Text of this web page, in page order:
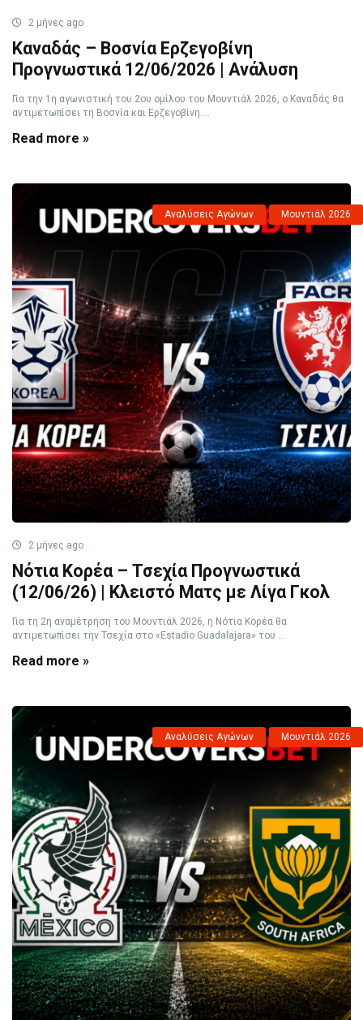
2 μήνες ago
Καναδάς – Βοσνία Ερζεγοβίνη
Προγνωστικά 12/06/2026 | Ανάλυση
Για την 1η αγωνιστική του 2ου ομίλου του Μουντιάλ 2026, ο Καναδάς θα
αντιμετωπίσει τη Βοσνία και Ερζεγοβίνη ...
Read more »
Αναλύσεις Αγώνων Μουντιάλ 2026
2 μήνες ago
Νότια Κορέα – Τσεχία Προγνωστικά
(12/06/26) | Κλειστό Ματς με Λίγα Γκολ
Για τη 2η αναμέτρηση του Μουντιάλ 2026, η Νότια Κορέα θα
αντιμετωπίσει την Τσεχία στο «Estadio Guadalajara» του ...
Read more »
Αναλύσεις Αγώνων Μουντιάλ 2026